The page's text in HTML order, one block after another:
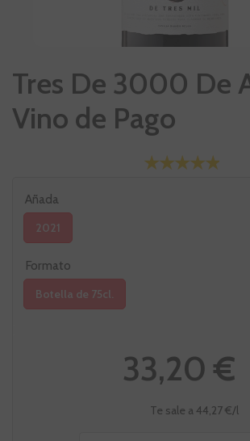
Tres De 3000 De
Vino de Pago
Añada
2021
Formato
Botella de 75cl.
33,20 €
Te sale a 44,27 €/l